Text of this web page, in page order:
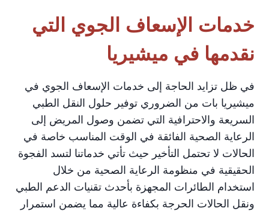
خدمات الإسعاف الجوي التي
نقدمها في ميشيريا
في ظل تزايد الحاجة إلى خدمات الإسعاف الجوي في
ميشيريا بات من الضروري توفير حلول النقل الطبي
السريعة والاحترافية التي تضمن وصول المريض إلى
الرعاية الصحية الفائقة في الوقت المناسب خاصة في
الحالات لا تحتمل التأخير حيث تأتي خدماتنا لتسد الفجوة
الحقيقية في منظومة الرعاية الصحية من خلال
استخدام الطائرات المجهزة بأحدث تقنيات الدعم الطبي
ونقل الحالات الحرجة بكفاءة عالية مما يضمن استمرار